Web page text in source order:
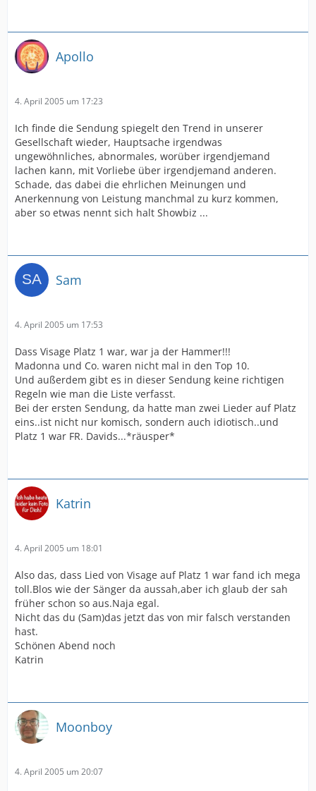
Apollo
4. April 2005 um 17:23
Ich finde die Sendung spiegelt den Trend in unserer
Gesellschaft wieder, Hauptsache irgendwas
ungewöhnliches, abnormales, worüber irgendjemand
lachen kann, mit Vorliebe über irgendjemand anderen.
Schade, das dabei die ehrlichen Meinungen und
Anerkennung von Leistung manchmal zu kurz kommen,
aber so etwas nennt sich halt Showbiz ...
Sam
4. April 2005 um 17:53
Dass Visage Platz 1 war, war ja der Hammer!!!
Madonna und Co. waren nicht mal in den Top 10.
Und außerdem gibt es in dieser Sendung keine richtigen
Regeln wie man die Liste verfasst.
Bei der ersten Sendung, da hatte man zwei Lieder auf Platz
eins..ist nicht nur komisch, sondern auch idiotisch..und
Platz 1 war FR. Davids...*räusper*
Katrin
4. April 2005 um 18:01
Also das, dass Lied von Visage auf Platz 1 war fand ich mega
toll.Blos wie der Sänger da aussah,aber ich glaub der sah
früher schon so aus.Naja egal.
Nicht das du (Sam)das jetzt das von mir falsch verstanden
hast.
Schönen Abend noch
Katrin
Moonboy
4. April 2005 um 20:07